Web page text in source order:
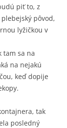
piť to, z
pôvod,
lyžičkou v
tam sa na
na nejakú
keď dopije
tak
posledný